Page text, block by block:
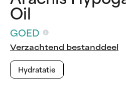
Oil
GOED
Verzachtend bestanddeel
Hydratatie